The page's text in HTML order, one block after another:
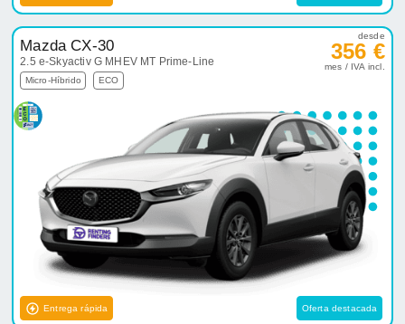
Mazda CX-30
2.5 e-Skyactiv G MHEV MT Prime-Line
Micro-Híbrido ECO
desde
356 €
mes / IVA incl.
Entrega rápida Oferta destacada